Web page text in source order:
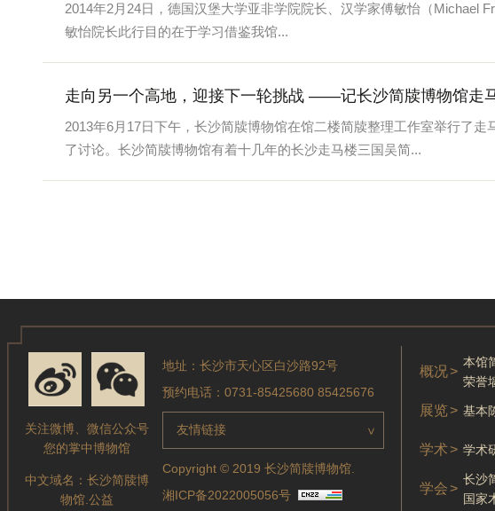
2014年2月24日，德国汉堡大学亚非学院院长、汉学家傅敏怡（Michael
敏怡院长此行目的在于学习借鉴我馆...
走向另一个高地，迎接下一轮挑战 ——记长沙简牍博物馆走
2013年6月17日下午，长沙简牍博物馆在馆二楼简牍整理工作室举行了
了讨论。长沙简牍博物馆有着十几年的长沙走马楼三国吴简...
关注微博、微信公众号
您的掌中博物馆
中文域名： 长沙简牍博
物馆.公益
地址：长沙市天心区白沙路92号
预约电话：0731-85425680 85425676
友情链接 >
Copyright © 2019 长沙简牍博物馆.
湘ICP备2022005056号
概况 >
本馆
荣誉
展览 > 基本
学术 > 学术
学会 >
长沙
国家